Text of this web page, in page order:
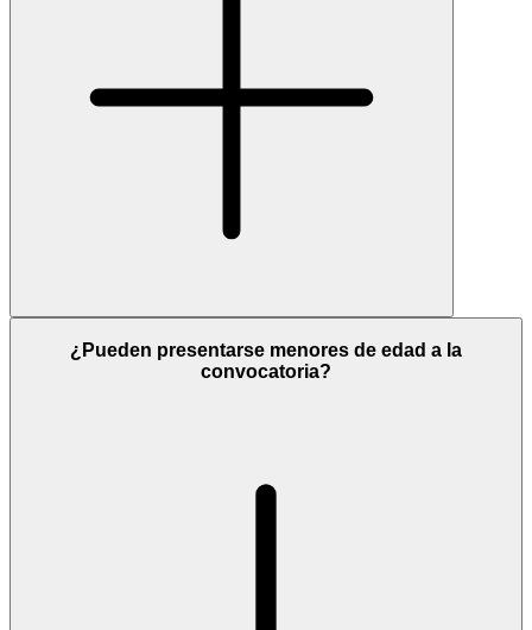
¿Pueden presentarse menores de edad a la
convocatoria?